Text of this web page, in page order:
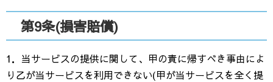
第9条(損害賠償)
1．当サービスの提供に関して、甲の責に帰すべき事由によ
り乙が当サービスを利用できない(甲が当サービスを全く提